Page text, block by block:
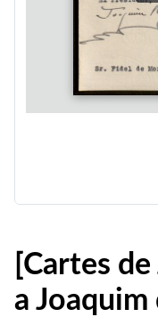
[Cartes
a Joaquim